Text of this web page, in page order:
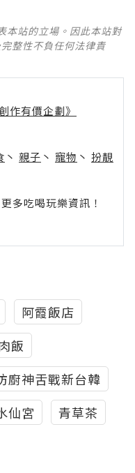
本站的立場。因此本站對
整性不負任何法律責
作有價企劃》
丶 親子 丶 寵物 丶 扮靚
多吃喝玩樂資訊！
阿霞飯店
飯
廚神舌戰新台韓
仙宮
青草茶